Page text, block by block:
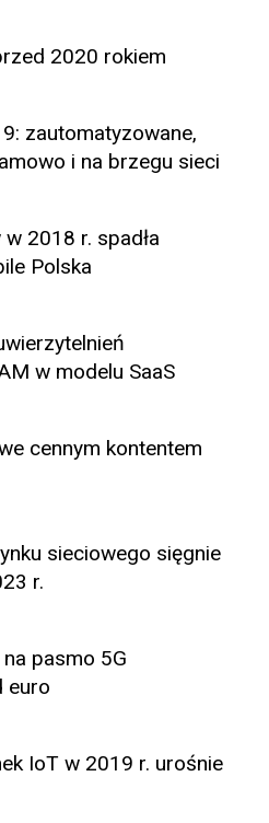
2020 rokiem
zautomatyzowane,
i na brzegu sieci
2018 r. spadła
Polska
w modelu SaaS
cennym kontentem
sieciowego sięgnie
r.
pasmo 5G
euro
IoT w 2019 r. urośnie